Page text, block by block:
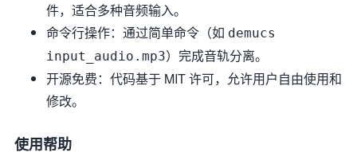
件，适合多种音频输入。
命令行操作：通过简单命令（如 demucs
input_audio.mp3）完成音轨分离。
开源免费：代码基于 MIT 许可，允许用户自由使用和
修改。
使用帮助